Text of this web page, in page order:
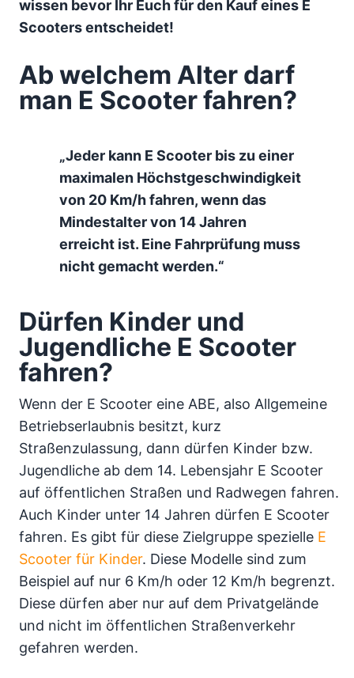
wissen bevor Ihr Euch für den Kauf eines E
Scooters entscheidet!
Ab welchem Alter darf
man E Scooter fahren?
„Jeder kann E Scooter bis zu einer
maximalen Höchstgeschwindigkeit
von 20 Km/h fahren, wenn das
Mindestalter von 14 Jahren
erreicht ist. Eine Fahrprüfung muss
nicht gemacht werden.“
Dürfen Kinder und
Jugendliche E Scooter
fahren?
Wenn der E Scooter eine ABE, also Allgemeine
Betriebserlaubnis besitzt, kurz
Straßenzulassung, dann dürfen Kinder bzw.
Jugendliche ab dem 14. Lebensjahr E Scooter
auf öffentlichen Straßen und Radwegen fahren.
Auch Kinder unter 14 Jahren dürfen E Scooter
fahren. Es gibt für diese Zielgruppe spezielle E
Scooter für Kinder. Diese Modelle sind zum
Beispiel auf nur 6 Km/h oder 12 Km/h begrenzt.
Diese dürfen aber nur auf dem Privatgelände
und nicht im öffentlichen Straßenverkehr
gefahren werden.